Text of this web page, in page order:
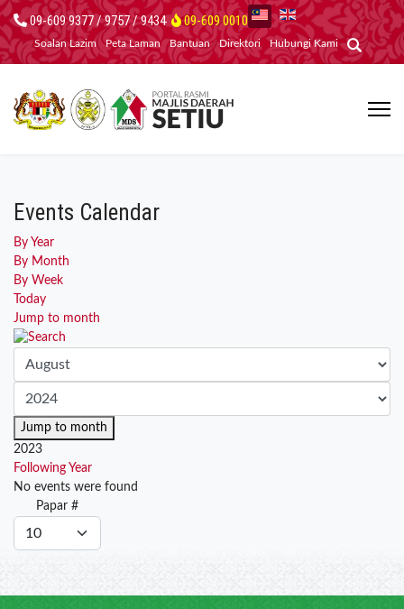
09-609 9377 / 9757 / 9434 09-609 0010
Soalan Lazim Peta Laman Bantuan Direktori Hubungi Kami
Events Calendar
By Year
By Month
By Week
Today
Jump to month
Jump to month
2023
Following Year
No events were found
Pagination
Papar #